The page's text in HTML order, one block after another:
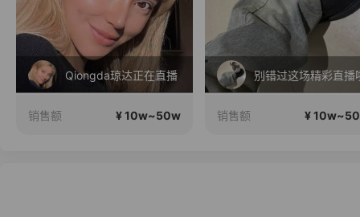
Qiongda琼达正在直播
销售额 ¥ 10w~50w
别错过这场精彩直播
销售额 ¥